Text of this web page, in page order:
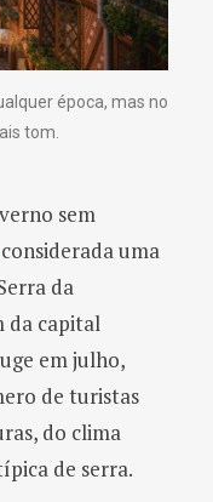
época, mas no
tom.
sem
uma
da
da capital
em julho,
de turistas
do clima
de serra.